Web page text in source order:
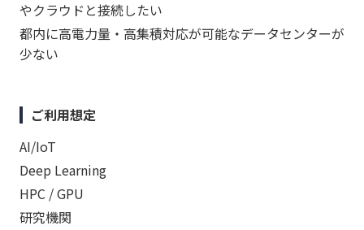
やクラウドと接続したい
都内に高電力量・高集積対応が可能なデータセンターが
少ない
ご利用想定
AI/IoT
Deep Learning
HPC / GPU
研究機関